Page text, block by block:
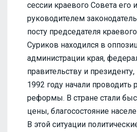
сессии краевого Совета его
руководителем
посту председателя
Суриков находился в
администрации края,
правительству и
1992 году начали
реформы. В стране стали
цены, благосостояние
В этой ситуации